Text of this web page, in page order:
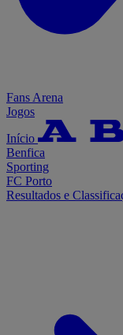
Fans Arena
Jogos
Início
Benfica
Sporting
FC Porto
Resultados e